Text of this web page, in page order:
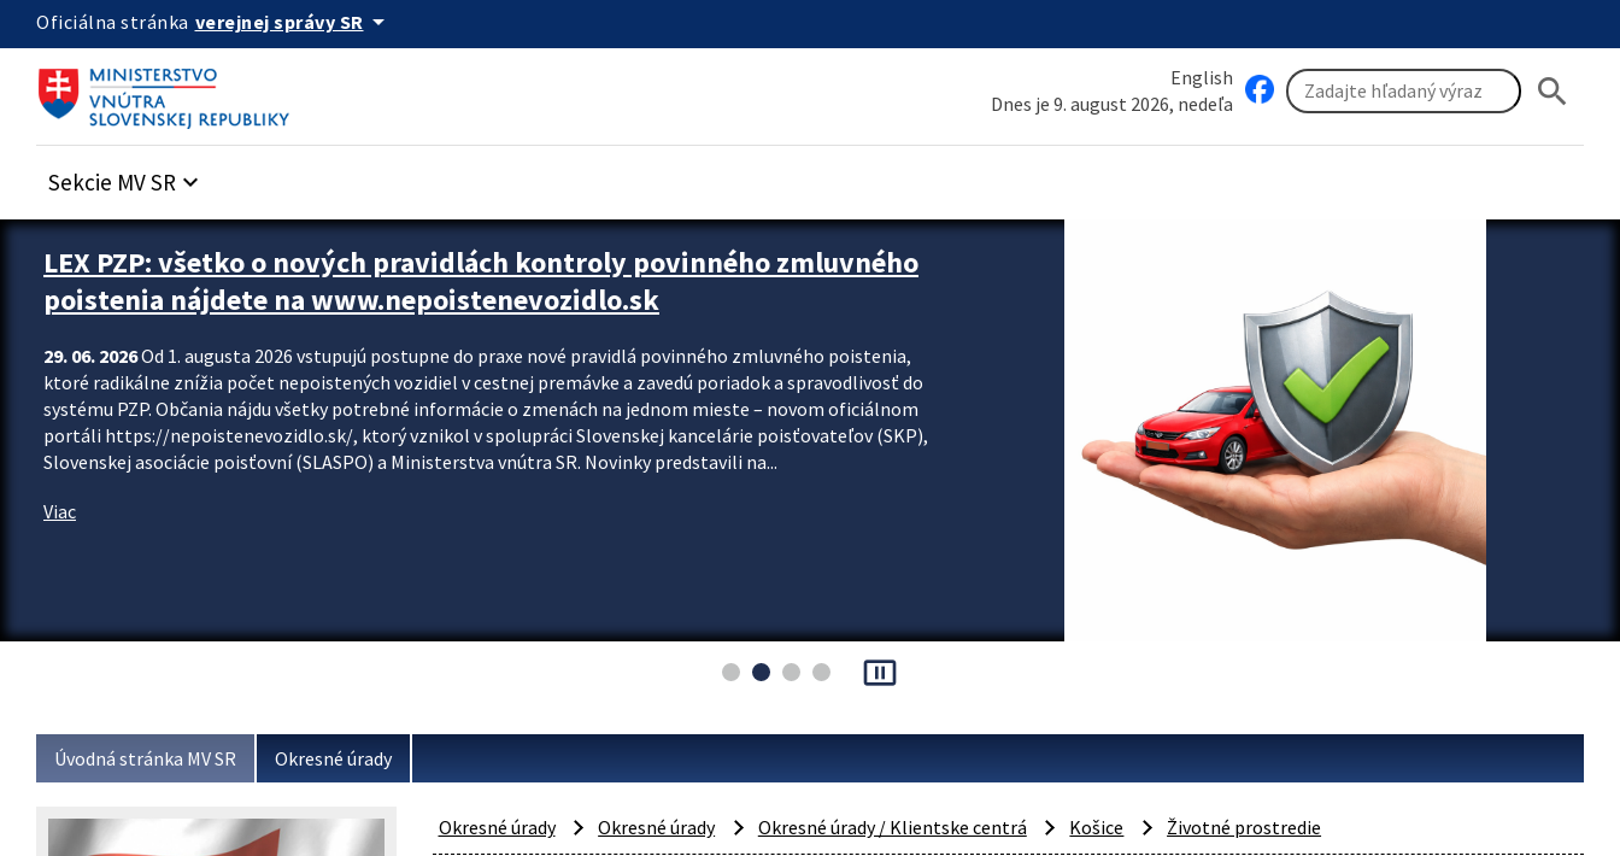
Preskocit na hlavný obsah
Oficiálna stránka verejnej správy SR arrow_drop_down
English
Dnes je 9. august 2026, nedeľa
search
Sekcie MV SR keyboard_arrow_down
Zastavit automatický posun upútavok
LEX PZP: všetko o nových pravidlách kontroly povinného zmluvného
poistenia nájdete na www.nepoistenevozidlo.sk
29. 06. 2026Od 1. augusta 2026 vstupujú postupne do praxe nové pravidlá povinného zmluvného poistenia,
ktoré radikálne znížia počet nepoistených vozidiel v cestnej premávke a zavedú poriadok a spravodlivosť do
systému PZP. Občania nájdu všetky potrebné informácie o zmenách na jednom mieste – novom oficiálnom
portáli https://nepoistenevozidlo.sk/, ktorý vznikol v spolupráci Slovenskej kancelárie poisťovateľov (SKP),
Slovenskej asociácie poisťovní (SLASPO) a Ministerstva vnútra SR. Novinky predstavili na...
Viac
pause_presentation
Úvodná stránka MV SR Okresné úrady
Okresné úrady Okresné úrady Okresné úrady / Klientske centrá Košice Životné prostredie